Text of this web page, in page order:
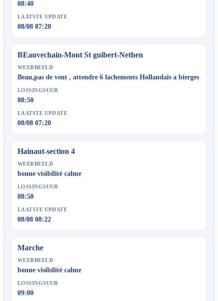
08:40
LAATSTE UPDATE
08/08 07:20
BEauvechain-Mont St guibert-Nethen
WEERBEELD
Beau,pas de vent , attendre 6 lachements Hollandais a bierges
LOSSINGSUUR
08:50
LAATSTE UPDATE
08/08 07:20
Hainaut-section 4
WEERBEELD
bonne visibilité calme
LOSSINGSUUR
08:50
LAATSTE UPDATE
08/08 08:22
Marche
WEERBEELD
bonne visibilité calme
LOSSINGSUUR
09:00